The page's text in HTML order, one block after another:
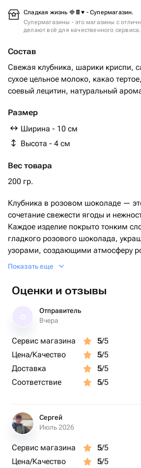
Сладкая жизнь 🍓🍫♥️ - Супермагазин.
Супермагазины - это магазины с
делают всё для качественного сервиса.
Состав
Свежая клубника, шарики криспи,
сухое цельное молоко, какао
соевый лецитин, натуральный
Размер
Ширина - 10 см
Высота - 4 см
Вес товара
200 гр.
Клубника в розовом шоколаде —
сочетание свежести ягоды и
Каждое изделие покрыто тонким
гладкого розового шоколада,
узорами, создающими атмосферу
праздника. Дополнительную
поверх клубники, придавая ей
привлекательный внешний вид.
восхитительным угощением для
сладостей.
Показать еще
Оценки и отзывы
Отправитель
Вчера
Сервис магазина 5/5
Цена/Качество
5/5
Доставка
5/5
Соответствие
5/5
Сергей
Июль 2026
Сервис магазина 5/5
Цена/Качество
5/5